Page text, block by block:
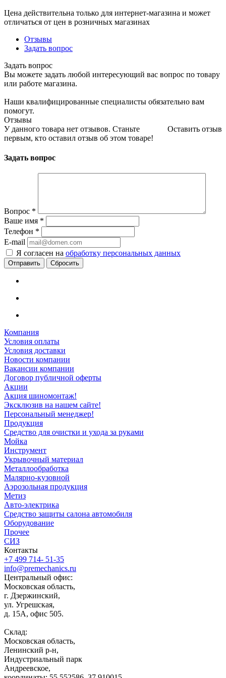
Цена действительна только для интернет-магазина и может
отличаться от цен в розничных магазинах
Отзывы
Задать вопрос
Задать вопрос
Вы можете задать любой интересующий вас вопрос по товару
или работе магазина.
Наши квалифицированные специалисты обязательно вам
помогут.
Отзывы
Оставить отзыв
У данного товара нет отзывов. Станьте
первым, кто оставил отзыв об этом товаре!
Задать вопрос
Вопрос *
Ваше имя *
Телефон *
E-mail
Я согласен на обработку персональных данных
Сбросить
Компания
Условия оплаты
Условия доставки
Новости компании
Вакансии компании
Договор публичной оферты
Акции
Акция шиномонтаж!
Эксклюзив на нашем сайте!
Персональный менеджер!
Продукция
Средство для очистки и ухода за руками
Мойка
Инструмент
Укрывочный материал
Металлообработка
Малярно-кузовной
Аэрозольная продукция
Метиз
Авто-электрика
Средство защиты салона автомобиля
Оборудование
Прочее
СИЗ
Контакты
+7 499 714- 51-35
info@premechanics.ru
Центральный офис:
Московская область,
г. Дзержинский,
ул. Угрешская,
д. 15А, офис 505.
Склад:
Московская область,
Ленинский р-н,
Индустриальный парк
Андреевское,